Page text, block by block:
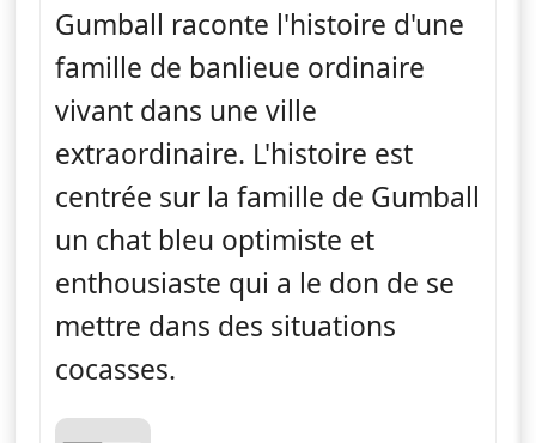
Gumball raconte l'histoire d'une
famille de banlieue ordinaire
vivant dans une ville
extraordinaire. L'histoire est
centrée sur la famille de Gumball
un chat bleu optimiste et
enthousiaste qui a le don de se
mettre dans des situations
cocasses.